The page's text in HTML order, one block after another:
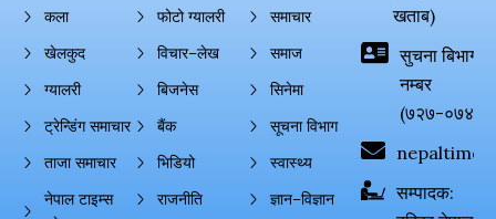
कला
खेलकुद
ग्यालरी
ट्रेन्डिंग समाचार
ताजा समाचार
नेपाल टाइम्स
फोटो ग्यालरी
विचार–लेख
बिजनेस
बैंक
भिडियो
राजनीति
समाचार
समाज
सिनेमा
सूचना विभाग
स्वास्थ्य
ज्ञान–विज्ञान
खताब)
सुचना बिभाग
नम्बर
(७२७-०७४-
सम्पादक: